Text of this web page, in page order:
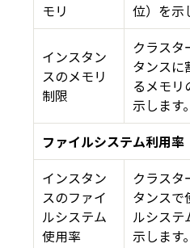
モリ
位）を示
インスタン
スのメモリ
制限
クラスタ
タンスに
るメモリ
示します。
ファイルシステム利用率
インスタン
スのファイ
ルシステム
使用率
クラスタ
タンスで
ルシステ
示します。